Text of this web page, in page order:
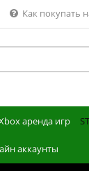
Как покупать
аренда игр
аккаунты